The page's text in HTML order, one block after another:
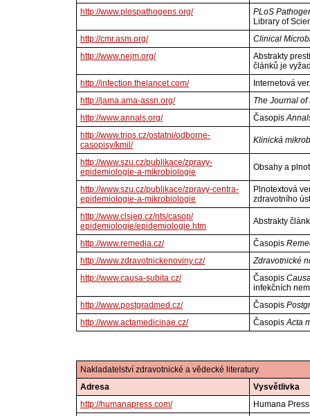
http://www.plospathogens.org/
PLoS
Library of
http://cmr.asm.org/
Clinical
http://www.nejm.org/
Abstrakty
článků je
http://infection.thelancet.com/
Internetová
http://jama.ama-assn.org/
The Journal
http://www.annals.org/
Časopis
http://www.trios.cz/ostatni/odborne-
casopisy/kmil/
Klinická
http://www.szu.cz/publikace/zpravy-
epidemiologie-a-mikrobiologie
Obsahy a
http://www.szu.cz/publikace/zpravy-centra-
epidemiologie-a-mikrobiologie
Plnotextová
zdravotního
http://www.clsjep.cz/nts/casop/
epidemiologie/epidemiologie.htm
Abstrakty
http://www.remedia.cz/ Časopis
http://www.zdravotnickenoviny.cz/
Zdravotnické
http://www.causa-subita.cz/
Časopis
infekčních
http://www.postgradmed.cz/
Časopis
http://www.actamedicinae.cz/
ČasopisActa
Nakladatelství zdravotnické a vědecké literatury
Adresa
Vysvětlivka
http://humanapress.com/
Humana Press